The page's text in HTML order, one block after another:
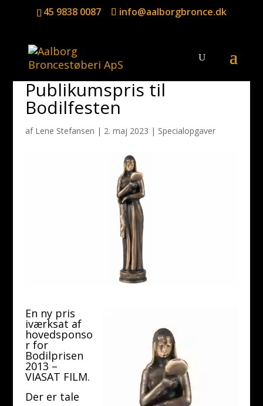
45 9838 0087 info@aalborgbronce.dk
Publikumspris til
Bodilfesten
af Lene Stefansen | 2. maj 2023 | Specialopgaver
En ny pris
iværksat af
hovedsponso
r for
Bodilprisen
2013 –
VIASAT FILM.
Der er tale